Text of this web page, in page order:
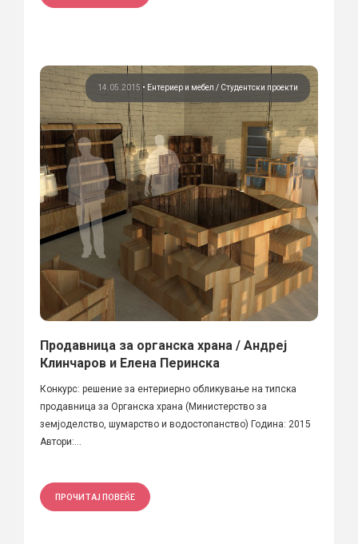
14.05.2015 • Ентериер и мебел Студентски проекти
Продавница за органска храна / Андреј
Клинчаров и Елена Перинска
Кoнкурс: решение за ентериерно обликување на типска
продавница за Органска храна (Министерство за
земјоделство, шумарство и водостопанство) Година: 2015
Автори:...
ПРОЧИТАЈ ПОВЕЌЕ